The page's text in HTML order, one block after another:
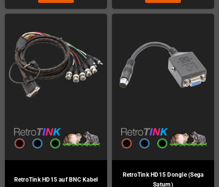
RetroTink HD15 auf BNC Kabel
RetroTink HD15 Dongle (Sega
Saturn)